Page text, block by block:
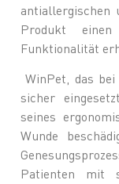
antiallergischen
Produkt
Funktionalität
WinPet, das
sicher
seines
Wunde
Patienten mit